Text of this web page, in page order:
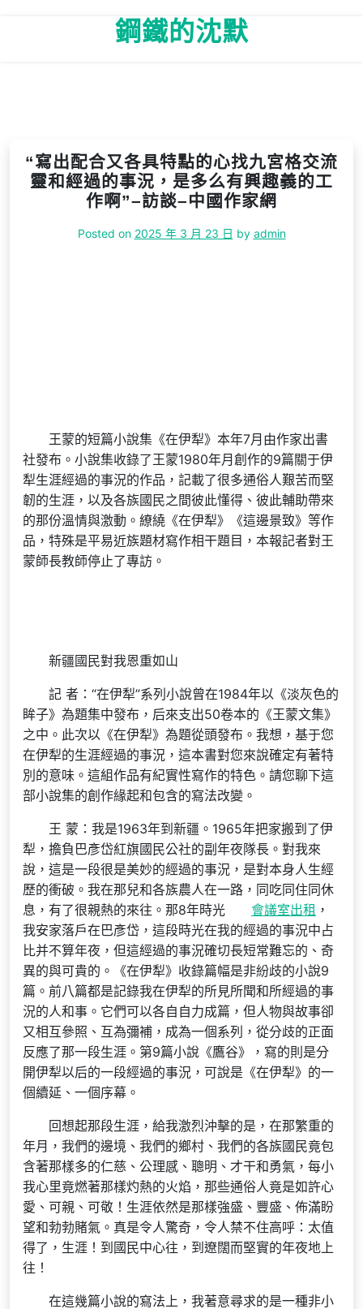
鋼鐵的沈默
“寫出配合又各具特點的心找九宮格交流
靈和經過的事況，是多么有興趣義的工
作啊”–訪談–中國作家網
Posted on 2025 年 3 月 23 日 by admin
王蒙的短篇小說集《在伊犁》本年7月由作家出書
社發布。小說集收錄了王蒙1980年月創作的9篇關于伊
犁生涯經過的事況的作品，記載了很多通俗人艱苦而堅
韌的生涯，以及各族國民之間彼此懂得、彼此輔助帶來
的那份溫情與激動。繚繞《在伊犁》《這邊景致》等作
品，特殊是平易近族題材寫作相干題目，本報記者對王
蒙師長教師停止了專訪。
新疆國民對我恩重如山
記 者：“在伊犁”系列小說曾在1984年以《淡灰色的
眸子》為題集中發布，后來支出50卷本的《王蒙文集》
之中。此次以《在伊犁》為題從頭發布。我想，基于您
在伊犁的生涯經過的事況，這本書對您來說確定有著特
別的意味。這組作品有紀實性寫作的特色。請您聊下這
部小說集的創作緣起和包含的寫法改變。
王 蒙：我是1963年到新疆。1965年把家搬到了伊
犁，擔負巴彥岱紅旗國民公社的副年夜隊長。對我來
說，這是一段很是美妙的經過的事況，是對本身人生經
歷的衝破。我在那兒和各族農人在一路，同吃同住同休
息，有了很親熱的來往。那8年時光
會議室出租 ，
我安家落戶在巴彥岱，這段時光在我的經過的事況中占
比并不算年夜，但這經過的事況確切長短常難忘的、奇
異的與可貴的。《在伊犁》收錄篇幅是非紛歧的小說9
篇。前八篇都是記錄我在伊犁的所見所聞和所經過的事
況的人和事。它們可以各自自力成篇，但人物與故事卻
又相互參照、互為彌補，成為一個系列，從分歧的正面
反應了那一段生涯。第9篇小說《鷹谷》，寫的則是分
開伊犁以后的一段經過的事況，可說是《在伊犁》的一
個續延、一個序幕。
回想起那段生涯，給我激烈沖擊的是，在那繁重的
年月，我們的邊境、我們的鄉村、我們的各族國民竟包
含著那樣多的仁慈、公理感、聰明、才干和勇氣，每小
我心里竟燃著那樣灼熱的火焰，那些通俗人竟是如許心
愛、可親、可敬！生涯依然是那樣強盛、豐盛、佈滿盼
望和勃勃賭氣。真是令人驚奇，令人禁不住高呼：太值
得了，生涯！到國民中心往，到遼闊而堅實的年夜地上
往！
在這幾篇小說的寫法上，我著意尋求的是一種非小